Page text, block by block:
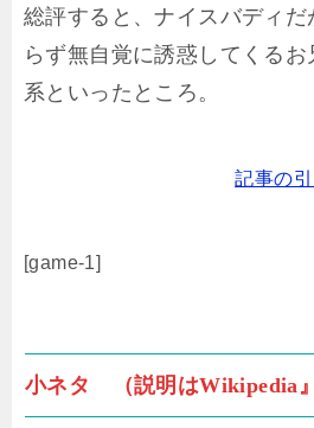
総評すると、ナイスバディ
らず無自覚に誘惑してくる
系といったところ。
記事の
[game-1]
小ネタ （説明はWikipedia』